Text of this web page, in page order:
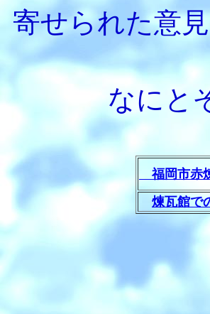
寄せられた意
なにと
福岡市赤
煉瓦館で